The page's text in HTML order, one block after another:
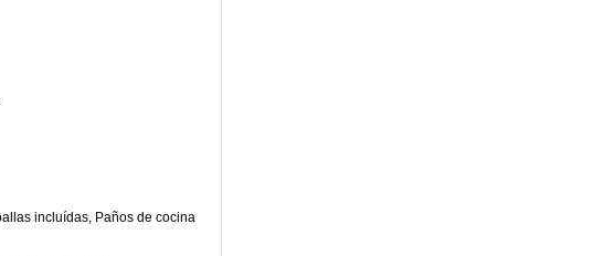
incluídas, Paños de cocina